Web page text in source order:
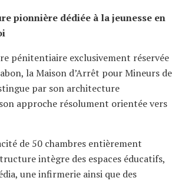
pionnière dédiée à la jeunesse en
pénitentiaire exclusivement réservée
la Maison d’Arrêt pour Mineurs de
par son architecture
approche résolument orientée vers
de 50 chambres entièrement
intègre des espaces éducatifs,
une infirmerie ainsi que des